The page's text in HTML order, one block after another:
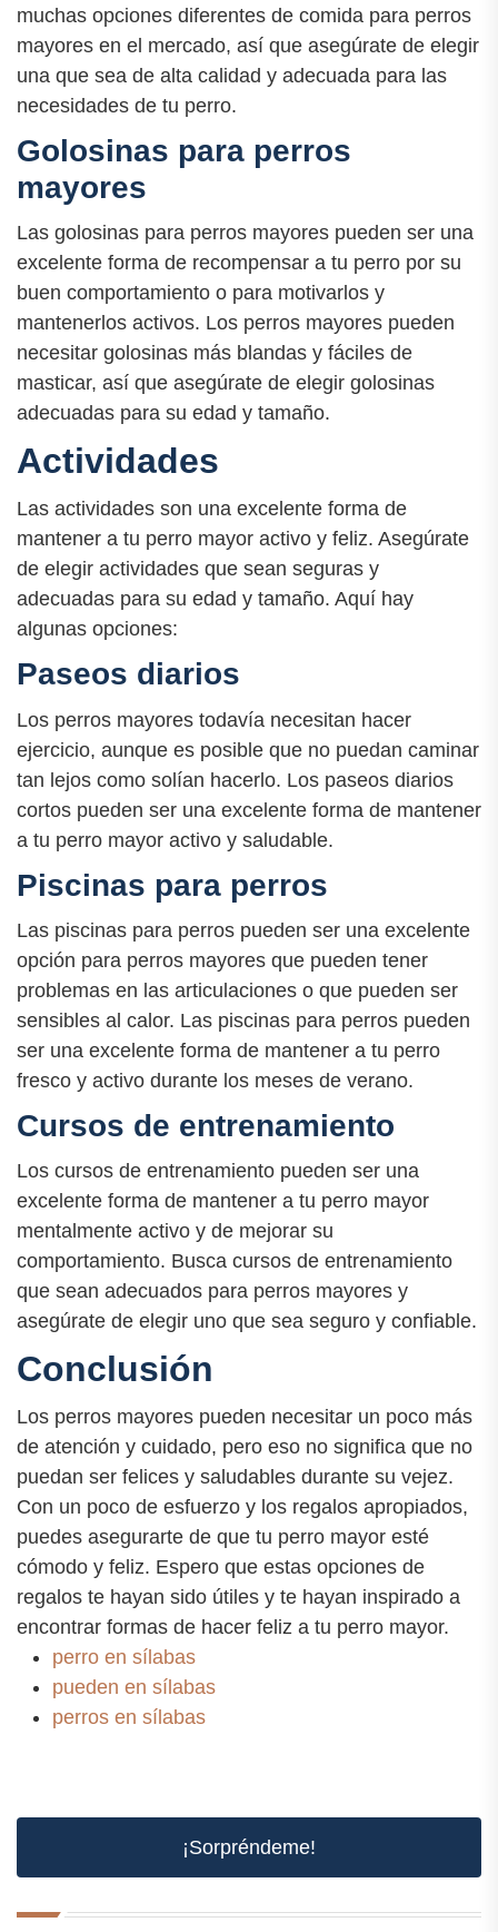
muchas opciones diferentes de comida para perros
mayores en el mercado, así que asegúrate de elegir
una que sea de alta calidad y adecuada para las
necesidades de tu perro.
Golosinas para perros
mayores
Las golosinas para perros mayores pueden ser una
excelente forma de recompensar a tu perro por su
buen comportamiento o para motivarlos y
mantenerlos activos. Los perros mayores pueden
necesitar golosinas más blandas y fáciles de
masticar, así que asegúrate de elegir golosinas
adecuadas para su edad y tamaño.
Actividades
Las actividades son una excelente forma de
mantener a tu perro mayor activo y feliz. Asegúrate
de elegir actividades que sean seguras y
adecuadas para su edad y tamaño. Aquí hay
algunas opciones:
Paseos diarios
Los perros mayores todavía necesitan hacer
ejercicio, aunque es posible que no puedan caminar
tan lejos como solían hacerlo. Los paseos diarios
cortos pueden ser una excelente forma de mantener
a tu perro mayor activo y saludable.
Piscinas para perros
Las piscinas para perros pueden ser una excelente
opción para perros mayores que pueden tener
problemas en las articulaciones o que pueden ser
sensibles al calor. Las piscinas para perros pueden
ser una excelente forma de mantener a tu perro
fresco y activo durante los meses de verano.
Cursos de entrenamiento
Los cursos de entrenamiento pueden ser una
excelente forma de mantener a tu perro mayor
mentalmente activo y de mejorar su
comportamiento. Busca cursos de entrenamiento
que sean adecuados para perros mayores y
asegúrate de elegir uno que sea seguro y confiable.
Conclusión
Los perros mayores pueden necesitar un poco más
de atención y cuidado, pero eso no significa que no
puedan ser felices y saludables durante su vejez.
Con un poco de esfuerzo y los regalos apropiados,
puedes asegurarte de que tu perro mayor esté
cómodo y feliz. Espero que estas opciones de
regalos te hayan sido útiles y te hayan inspirado a
encontrar formas de hacer feliz a tu perro mayor.
perro en sílabas
pueden en sílabas
perros en sílabas
¡Sorpréndeme!